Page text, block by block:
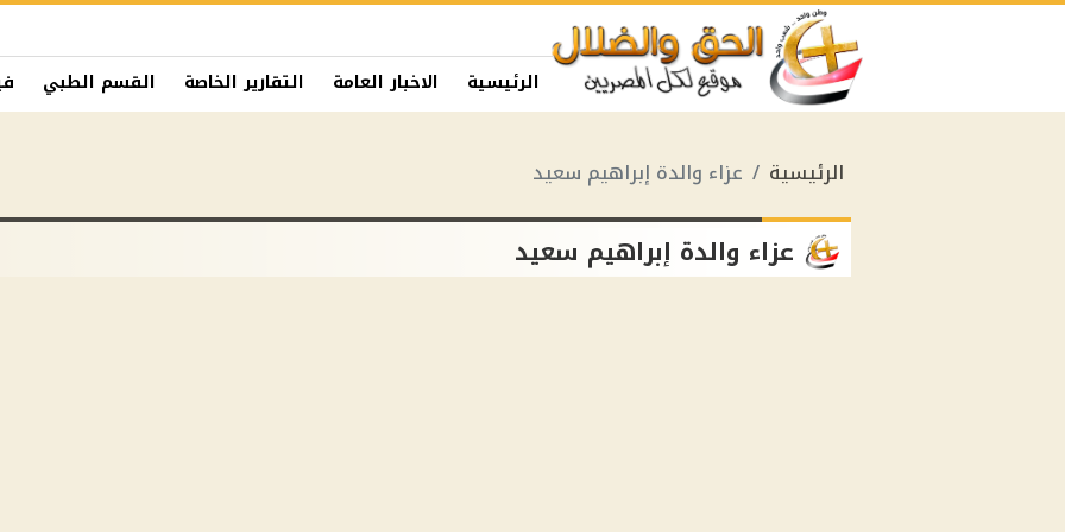
الرئيسية الاخبار العامة التقارير الخاصة القسم الطبي
الرئيسية عزاء والدة إبراهيم سعيد
عزاء والدة إبراهيم سعيد